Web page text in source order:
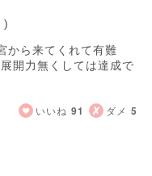
)
から来てくれて有難
開力無くしては達成で
いいね 91 ダメ 5